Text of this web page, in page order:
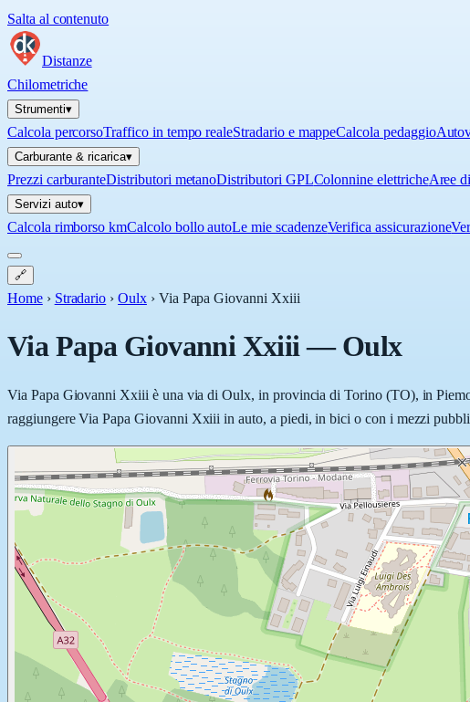
Salta al contenuto
Distanze
Chilometriche
Strumenti▾
Calcola percorsoTraffico in tempo realeStradario e mappeCalcola pedaggio
Carburante & ricarica▾
Prezzi carburanteDistributori metanoDistributori GPLColonnine elettricheAree
Servizi auto▾
Calcola rimborso kmCalcolo bollo autoLe mie scadenzeVerifica assicurazione
🔗
Home › Stradario › Oulx › Via Papa Giovanni Xxiii
Via Papa Giovanni Xxiii—Oulx
Via Papa Giovanni Xxiii è una via di Oulx, in provincia di Torino (TO), in
raggiungere Via Papa Giovanni Xxiii in auto, a piedi, in bici o con i mezzi